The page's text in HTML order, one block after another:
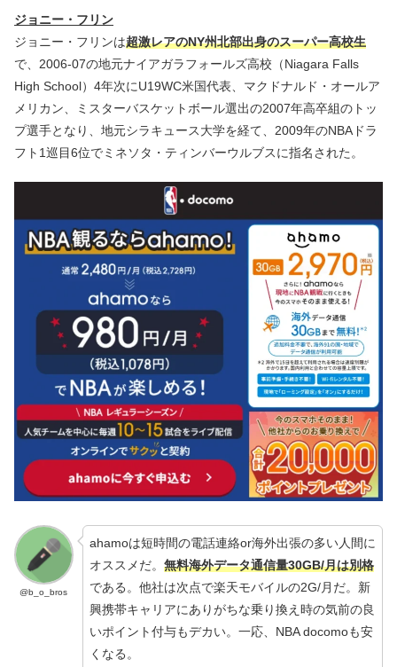
ジョニー・フリン
ジョニー・フリンは超激レアのNY州北部出身のスーパー高校生
で、2006-07の地元ナイアガラフォールズ高校（Niagara Falls
High School）4年次にU19WC米国代表、マクドナルド・オールア
メリカン、ミスターバスケットボール選出の2007年高卒組のトッ
プ選手となり、地元シラキュース大学を経て、2009年のNBAドラ
フト1巡目6位でミネソタ・ティンバーウルブスに指名された。
@b_o_bros
ahamoは短時間の電話連絡or海外出張の多い人間に
オススメだ。 無料海外データ通信量30GB/月は別格
である。他社は次点で楽天モバイルの2G/月だ。新
興携帯キャリアにありがちな乗り換え時の気前の良
いポイント付与もデカい。一応、NBA docomoも安
くなる。